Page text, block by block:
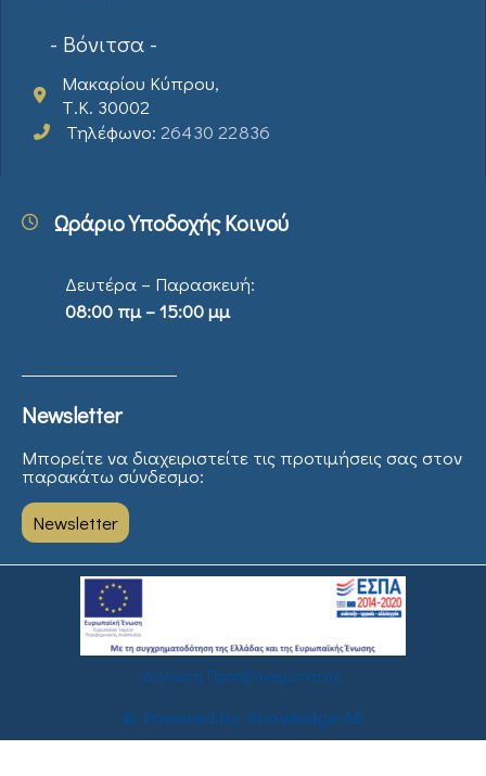
- Βόνιτσα -
Μακαρίου Κύπρου,
Τ.Κ. 30002
Τηλέφωνο: 26430 22836
Ωράριο Υποδοχής Κοινού
Δευτέρα – Παρασκευή:
08:00 πμ – 15:00 μμ
Newsletter
Μπορείτε να διαχειριστείτε τις προτιμήσεις σας στον
παρακάτω σύνδεσμο:
Newsletter
Δήλωση Προσβασιμότητας
© Powered by Knowledge AE